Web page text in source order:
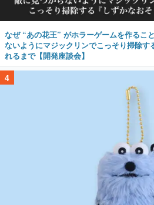
なぜ “あの花王” がホラーゲームを作るこ
ないようにマジックリンでこっそり掃除す
れるまで【開発座談会】
4